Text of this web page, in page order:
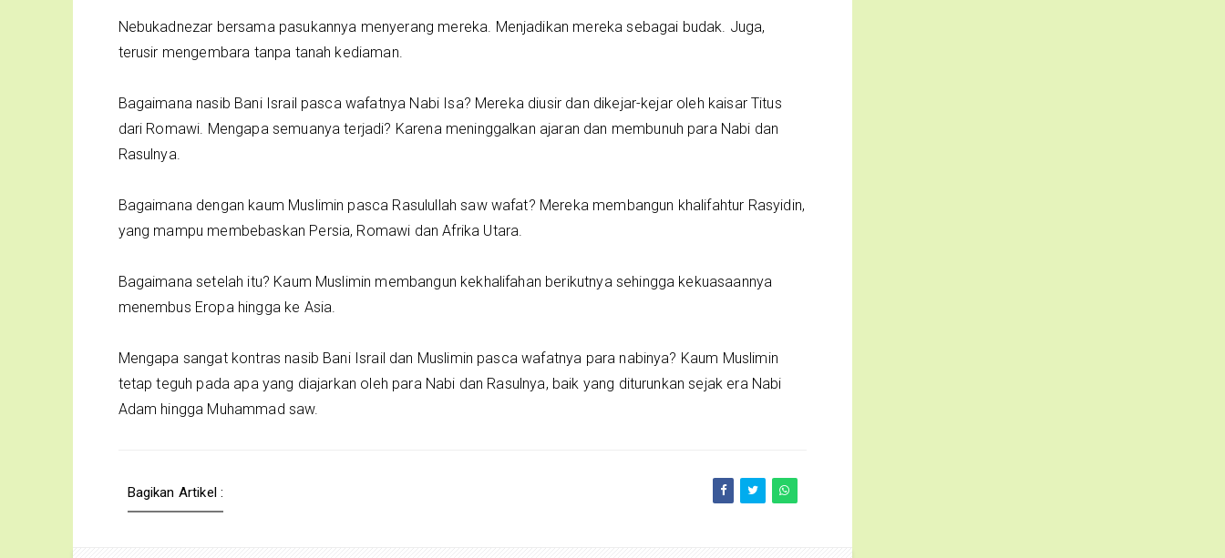
Nebukadnezar bersama pasukannya menyerang mereka. Menjadikan mereka sebagai budak. Juga,
terusir mengembara tanpa tanah kediaman.
Bagaimana nasib Bani Israil pasca wafatnya Nabi Isa? Mereka diusir dan dikejar-kejar oleh kaisar Titus
dari Romawi. Mengapa semuanya terjadi? Karena meninggalkan ajaran dan membunuh para Nabi dan
Rasulnya.
Bagaimana dengan kaum Muslimin pasca Rasulullah saw wafat? Mereka membangun khalifahtur Rasyidin,
yang mampu membebaskan Persia, Romawi dan Afrika Utara.
Bagaimana setelah itu? Kaum Muslimin membangun kekhalifahan berikutnya sehingga kekuasaannya
menembus Eropa hingga ke Asia.
Mengapa sangat kontras nasib Bani Israil dan Muslimin pasca wafatnya para nabinya? Kaum Muslimin
tetap teguh pada apa yang diajarkan oleh para Nabi dan Rasulnya, baik yang diturunkan sejak era Nabi
Adam hingga Muhammad saw.
Bagikan Artikel :